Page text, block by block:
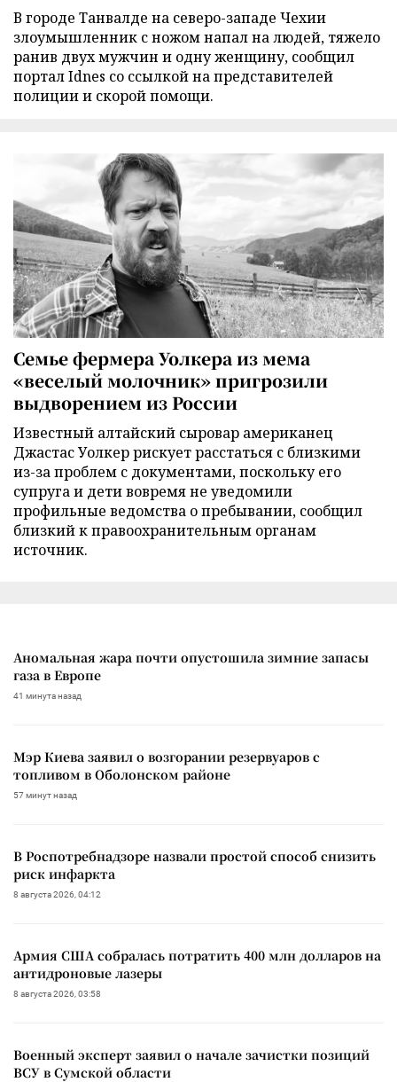
В городе Танвалде на северо-западе Чехии
злоумышленник с ножом напал на людей, тяжело
ранив двух мужчин и одну женщину, сообщил
портал Idnes со ссылкой на представителей
полиции и скорой помощи.
Семье фермера Уолкера из мема
«веселый молочник» пригрозили
выдворением из России
Известный алтайский сыровар американец
Джастас Уолкер рискует расстаться с близкими
из-за проблем с документами, поскольку его
супруга и дети вовремя не уведомили
профильные ведомства о пребывании, сообщил
близкий к правоохранительным органам
источник.
Аномальная жара почти опустошила зимние запасы
газа в Европе
41 минута назад
Мэр Киева заявил о возгорании резервуаров с
топливом в Оболонском районе
57 минут назад
В Роспотребнадзоре назвали простой способ снизить
риск инфаркта
8 августа 2026, 04:12
Армия США собралась потратить 400 млн долларов на
антидроновые лазеры
8 августа 2026, 03:58
Военный эксперт заявил о начале зачистки позиций
ВСУ в Сумской области